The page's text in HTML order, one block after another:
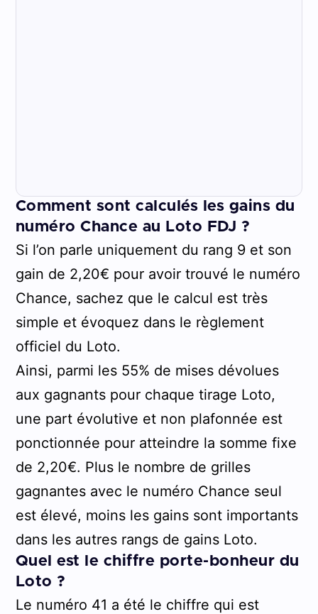
Comment sont calculés les gains du
numéro Chance au Loto FDJ ?
Si l’on parle uniquement du rang 9 et son
gain de 2,20€ pour avoir trouvé le numéro
Chance, sachez que le calcul est très
simple et évoquez dans le règlement
officiel du Loto.
Ainsi, parmi les 55% de mises dévolues
aux gagnants pour chaque tirage Loto,
une part évolutive et non plafonnée est
ponctionnée pour atteindre la somme fixe
de 2,20€. Plus le nombre de grilles
gagnantes avec le numéro Chance seul
est élevé, moins les gains sont importants
dans les autres rangs de gains Loto.
Quel est le chiffre porte-bonheur du
Loto ?
Le numéro 41 a été le chiffre qui est